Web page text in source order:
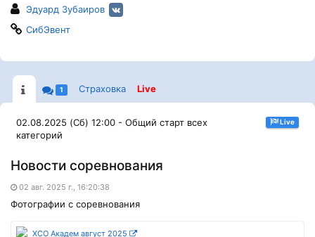
Эдуард Зубаиров
СибЭвент
1 Страховка Live
02.08.2025 (Сб) 12:00 - Общий старт всех
категорий
Live
Новости соревнования
02 авг. 2025 г., 16:20:38
Фотографии с соревнования
XCO Академ август 2025